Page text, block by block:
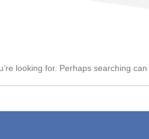
looking for. Perhaps searching can